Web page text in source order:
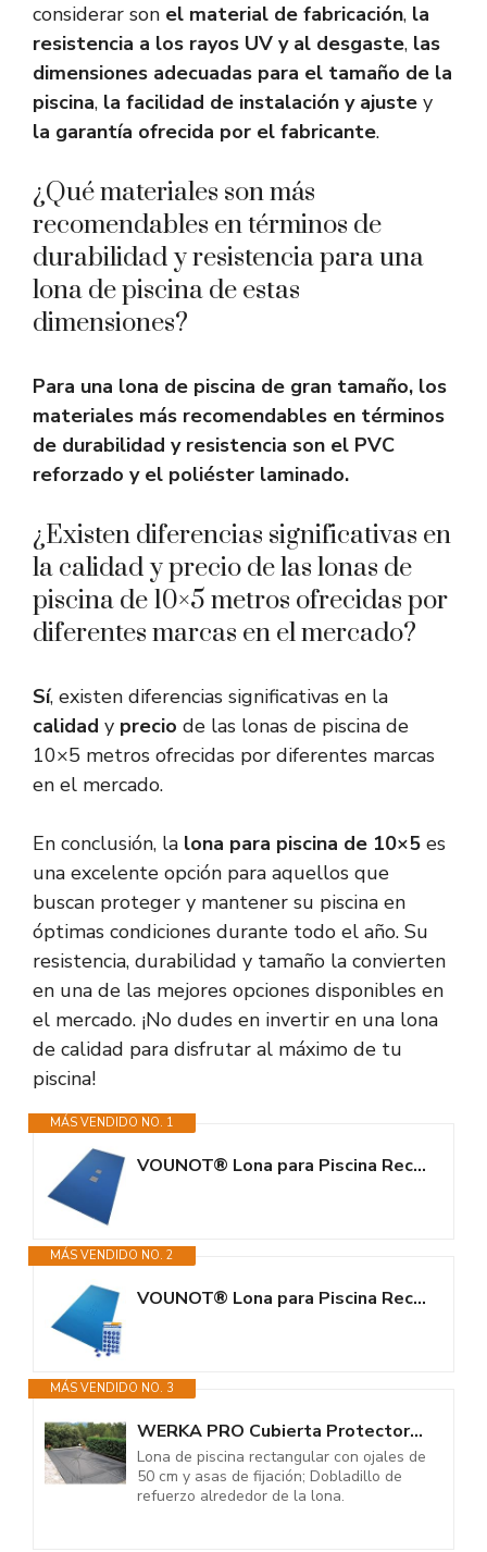
considerar son el material de fabricación, la
resistencia a los rayos UV y al desgaste, las
dimensiones adecuadas para el tamaño de la
piscina, la facilidad de instalación y ajuste y
la garantía ofrecida por el fabricante.
¿Qué materiales son más
recomendables en términos de
durabilidad y resistencia para una
lona de piscina de estas
dimensiones?
Para una lona de piscina de gran tamaño, los
materiales más recomendables en términos
de durabilidad y resistencia son el PVC
reforzado y el poliéster laminado.
¿Existen diferencias significativas en
la calidad y precio de las lonas de
piscina de 10×5 metros ofrecidas por
diferentes marcas en el mercado?
Sí, existen diferencias significativas en la
calidad y precio de las lonas de piscina de
10×5 metros ofrecidas por diferentes marcas
en el mercado.
En conclusión, la lona para piscina de 10×5 es
una excelente opción para aquellos que
buscan proteger y mantener su piscina en
óptimas condiciones durante todo el año. Su
resistencia, durabilidad y tamaño la convierten
en una de las mejores opciones disponibles en
el mercado. ¡No dudes en invertir en una lona
de calidad para disfrutar al máximo de tu
piscina!
MÁS VENDIDO NO. 1
VOUNOT® Lona para Piscina Rectangular 10 x 5 m, Cubierta Protectora PE de...
MÁS VENDIDO NO. 2
VOUNOT® Lona para Piscina Rectangular 5 x 10 m, Cubierta Protectora PE de...
MÁS VENDIDO NO. 3
WERKA PRO Cubierta Protectora 140g/m2 para Piscina Rectangular 5 x 9 m
Lona de piscina rectangular con ojales de
50 cm y asas de fijación; Dobladillo de
refuerzo alrededor de la lona.